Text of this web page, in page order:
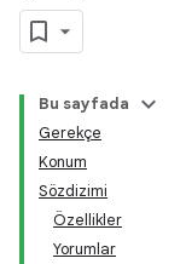
Bu sayfada
Gerekçe
Konum
Sözdizimi
Özellikler
Yorumlar